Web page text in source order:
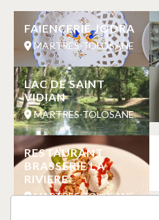
FAIENCERIE JODRA
MARTRES-TOLOSANE
LAC DE SAINT
VIDIAN
MARTRES-TOLOSANE
RESTAURANT
BRASSERIE LA
RIVIERE
MARTRES-TOLOSANE